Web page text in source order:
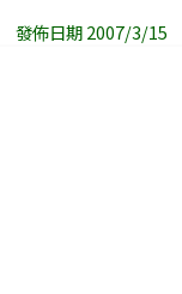
發佈日期 2007/3/15